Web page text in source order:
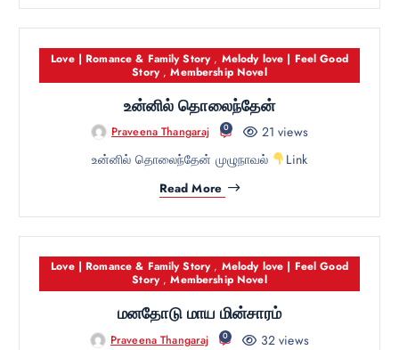
Love | Romance & Family Story, Melody love | Feel Good
Story,Membership Novel
உன்னில் தொலைந்தேன்
Praveena Thangaraj 0
21 views
உன்னில் தொலைந்தேன் முழுநாவல்
Link
Read More
Love | Romance & Family Story, Melody love | Feel Good
Story,Membership Novel
மனதோடு மாய மின்சாரம்
Praveena Thangaraj 0
32 views